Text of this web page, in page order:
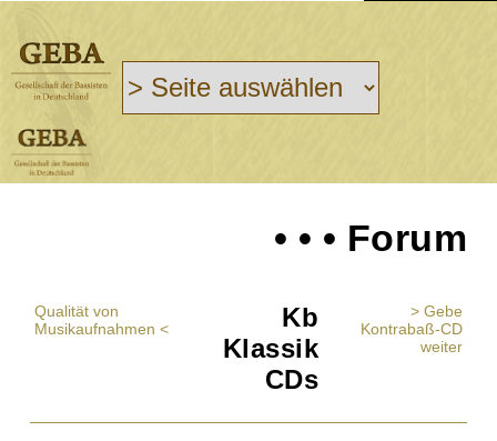
• • • Forum
Qualität von
Musikaufnahmen <
Kb
Klassik
CDs
> Gebe
Kontrabaß-CD
weiter